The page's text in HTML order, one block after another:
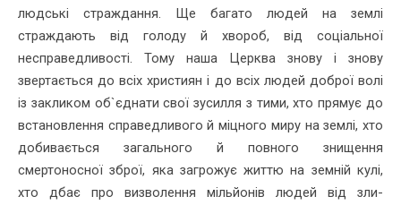
людські страждання. Ще багато людей на землі
страждають від го­лоду й хвороб, від соціальної
несправедливості. Тому наша Церква знову і знову
звертається до всіх християн і до всіх людей доброї волі
із закликом об`єднати свої зусилля з тими, хто прямує до
встановлення справедливого й міцного миру на землі, хто
добивається загального й повного знищення
смертоносної зброї, яка загрожує життю на земній кулі,
хто дбає про визволення мільйонів людей від зли­